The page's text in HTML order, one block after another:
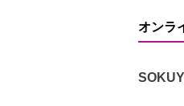
オンラ